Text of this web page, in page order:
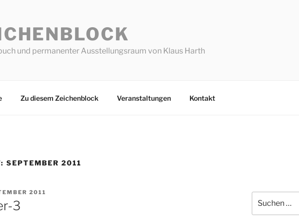
und permanenter Ausstellungsraum von Klaus Harth
Zu diesem Zeichenblock Veranstaltungen Kontakt
SEPTEMBER 2011
2011
3
nach: